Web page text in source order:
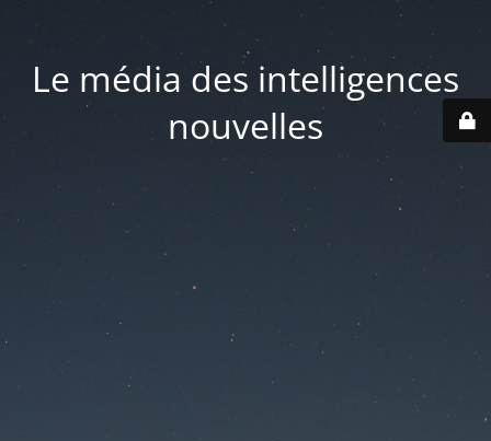
Le média des intelligences
nouvelles